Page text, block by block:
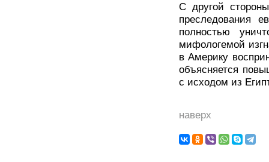
С другой
преследования
полностью
мифологемой
в Америку
объясняется
с исходом из
наверх